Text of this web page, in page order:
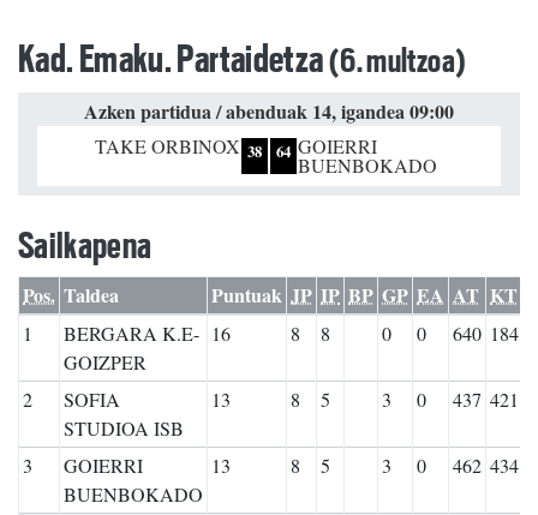
Kad. Emaku. Partaidetza(6. multzoa)
Azken partidua / abenduak 14, igandea 09:00
TAKE ORBINOX 38 64 GOIERRI
BUENBOKADO
Sailkapena
Pos. Taldea Puntuak JP IP BP GP EA AT KT
1
BERGARA K.E-
GOIZPER
16 8 8 0 0 640 184
2
SOFIA
STUDIOA ISB
13 8 5 3 0 437 421
3
GOIERRI
BUENBOKADO
13 8 5 3 0 462 434